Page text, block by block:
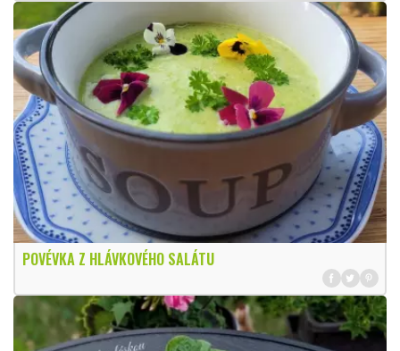
POVÉVKA Z HLÁVKOVÉHO SALÁTU